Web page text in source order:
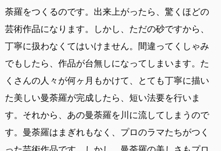
荼羅をつくるのです。出来上がったら、驚くほどの
芸術作品になります。しかし、ただの砂ですから、
丁寧に扱わなくてはいけません。間違ってくしゃみ
でもしたら、作品が台無しになってしまいます。た
くさんの人々が何ヶ月もかけて、とても丁寧に描い
た美しい曼荼羅が完成したら、短い法要を行いま
す。それから、あの曼荼羅を川に流してしまうので
す。曼荼羅はまぎれもなく、プロのラマたちがつく